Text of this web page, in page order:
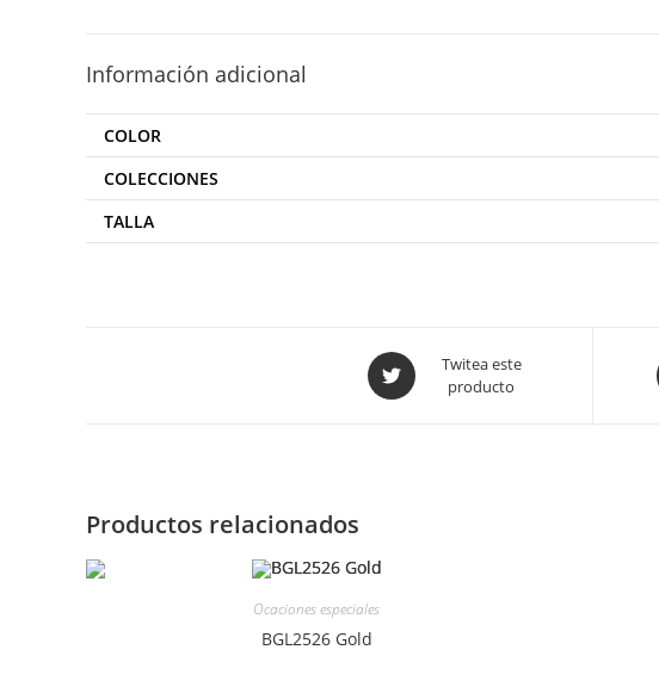
Información adicional
COLOR
COLECCIONES
TALLA
Twitea este
producto
Productos relacionados
Ocaciones especiales
BGL2526 Gold